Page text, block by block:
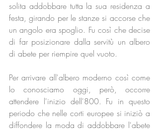
solita addobbare tutta la sua residenza a
festa, girando per le stanze si accorse che
un angolo era spoglio. Fu così che decise
di far posizionare dalla servitù un albero
di abete per riempire quel vuoto.
Per arrivare all'albero moderno così come
lo conosciamo oggi, però, occorre
attendere l'inizio dell'800. Fu in questo
periodo che nelle corti europee si iniziò a
diffondere la moda di addobbare l'abete